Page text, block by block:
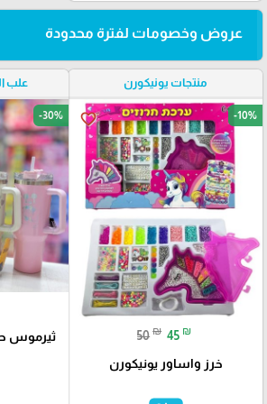
عروض وخصومات لفترة محدودة
منتجات يونيكورن
favorite_border -10%
50 ₪ 45 ₪
خرز واساور يونيكورن
علب
-30%
ثيرموس